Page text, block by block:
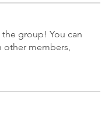
group! You can
other members,